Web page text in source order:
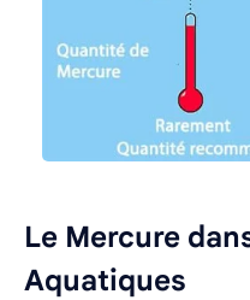
Le Mercure
Aquatiques